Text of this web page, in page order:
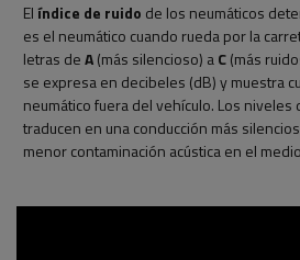
Elíndice de ruido de los neumáticos
es el neumático cuando rueda por la
letras deA(más silencioso) aC(más
se expresa en decibeles (dB) y muestra
neumático fuera del vehículo. Los niveles
traducen en una conducción más
menor contaminación acústica en el